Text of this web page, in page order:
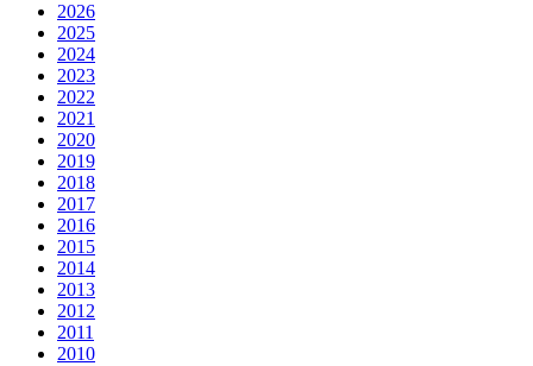
2026
2025
2024
2023
2022
2021
2020
2019
2018
2017
2016
2015
2014
2013
2012
2011
2010